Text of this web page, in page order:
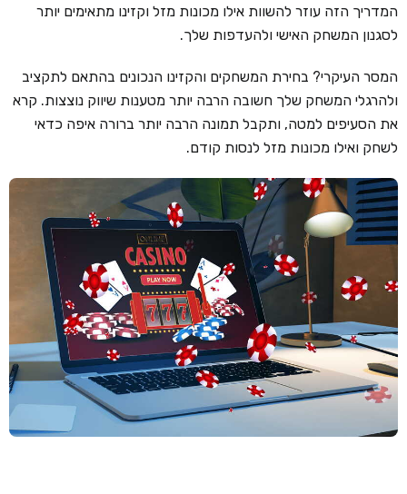
הימורי ספורט
צור קשר
בלוג וחדשות
חדשות
טיפים
המדריך הזה עוזר להשוות אילו מכונות מזל וקזינו מתאימים יותר
לסגנון המשחק האישי ולהעדפות שלך.
המסר העיקרי? בחירת המשחקים והקזינו הנכונים בהתאם לתקציב
ולהרגלי המשחק שלך חשובה הרבה יותר מטענות שיווק נוצצות. קרא
את הסעיפים למטה, ותקבל תמונה הרבה יותר ברורה איפה כדאי
לשחק ואילו מכונות מזל לנסות קודם.